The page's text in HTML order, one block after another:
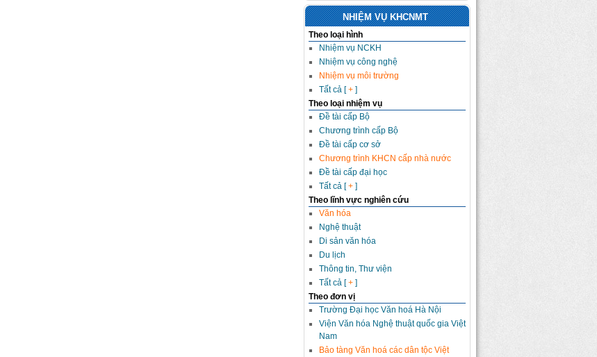
NHIỆM VỤ KHCNMT
Theo loại hình
Nhiệm vụ NCKH
Nhiệm vụ công nghệ
Nhiệm vụ môi trường
Tất cả [+ ]
Theo loại nhiệm vụ
Đề tài cấp Bộ
Chương trình cấp Bộ
Đề tài cấp cơ sở
Chương trình KHCN cấp nhà nước
Đề tài cấp đại học
Tất cả [+ ]
Theo lĩnh vực nghiên cứu
Văn hóa
Nghệ thuật
Di sản văn hóa
Du lịch
Thông tin, Thư viện
Tất cả [+ ]
Theo đơn vị
Trường Đại học Văn hoá Hà Nội
Viện Văn hóa Nghệ thuật quốc gia Việt
Nam
Bảo tàng Văn hoá các dân tộc Việt